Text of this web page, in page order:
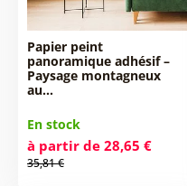
Papier peint
panoramique adhésif –
Paysage montagneux
au…
En stock
à partir de 28,65 €
35,81 €